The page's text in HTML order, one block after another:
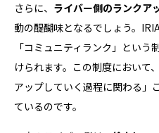
さらに、 ライバー側のランクア
動の醍醐味となるでしょう。
「コミュニティランク」とい
けられます。この制度において
アップしていく過程に関わる」
ているのです。